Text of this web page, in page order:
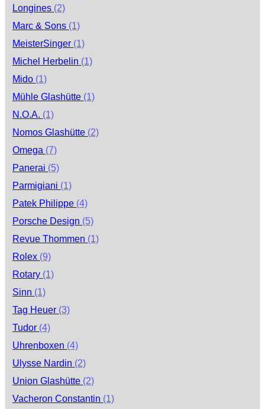
Longines (2)
Marc & Sons (1)
MeisterSinger (1)
Michel Herbelin (1)
Mido (1)
Mühle Glashütte (1)
N.O.A. (1)
Nomos Glashütte (2)
Omega (7)
Panerai (5)
Parmigiani (1)
Patek Philippe (4)
Porsche Design (5)
Revue Thommen (1)
Rolex (9)
Rotary (1)
Sinn (1)
Tag Heuer (3)
Tudor (4)
Uhrenboxen (4)
Ulysse Nardin (2)
Union Glashütte (2)
Vacheron Constantin (1)